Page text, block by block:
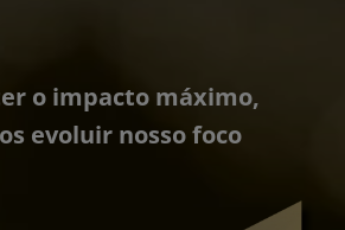
o impacto máximo,
evoluir nosso foco